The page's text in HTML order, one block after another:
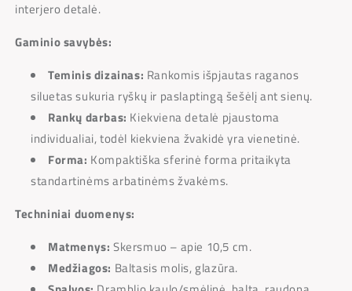
interjero detalė.
Gaminio savybės:
Teminis dizainas: Rankomis išpjautas raganos
siluetas sukuria ryškų ir paslaptingą šešėlį ant sienų.
Rankų darbas: Kiekviena detalė pjaustoma
individualiai, todėl kiekviena žvakidė yra vienetinė.
Forma: Kompaktiška sferinė forma pritaikyta
standartinėms arbatinėms žvakėms.
Techniniai duomenys:
Matmenys: Skersmuo – apie 10,5 cm.
Medžiagos: Baltasis molis, glazūra.